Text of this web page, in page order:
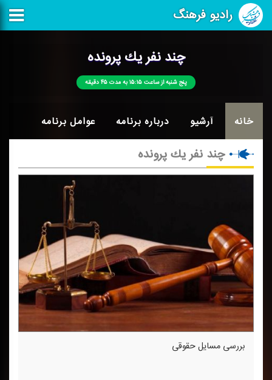
رادیو فرهنگ
چند نفر یك پرونده
پنج شنبه از ساعت ۱۵:۱۵ به مدت ۴۵ دقیقه
خانه آرشیو درباره برنامه عوامل برنامه
چند نفر یك پرونده
بررسی مسایل حقوقی